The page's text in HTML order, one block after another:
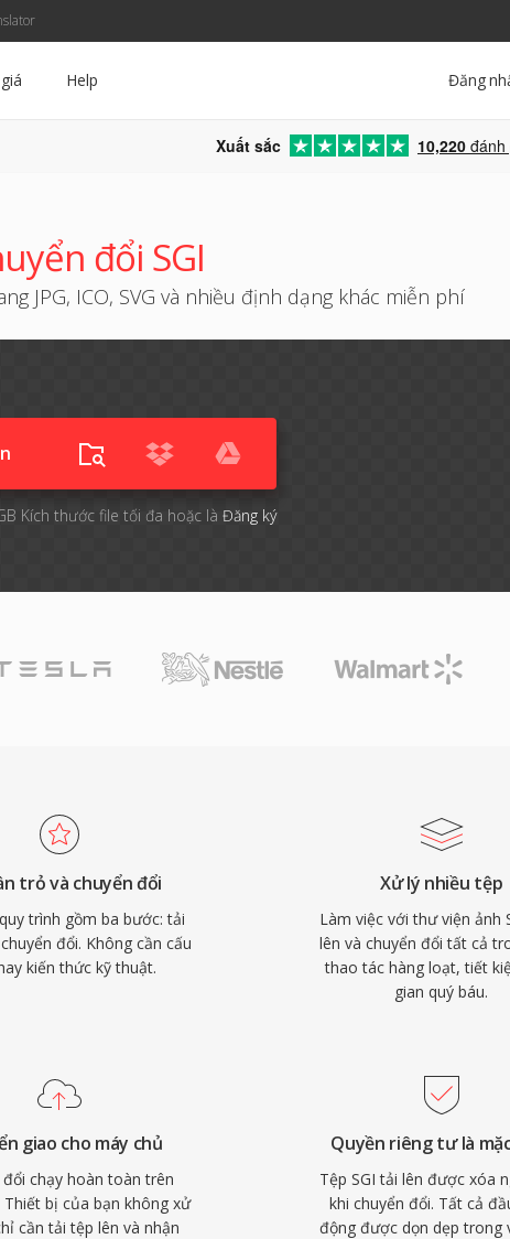
Đăng
Help
Xuất sắc 10,220 đánh
đổi SGI
JPG, ICO, SVG và nhiều định dạng khác miễn phí
Kích thước file tối đa hoặc là Đăng ký
trỏ và chuyển đổi
trình gồm ba bước: tải
đổi. Không cần cấu
kiến thức kỹ thuật.
Xử lý nhiều tệp
Làm việc với thư viện ảnh
lên và chuyển đổi tất cả
thao tác hàng loạt, tiết
gian quý báu.
giao cho máy chủ
đổi chạy hoàn toàn trên
bị của bạn không xử
cần tải tệp lên và nhận
Quyền riêng tư là
Tệp SGI tải lên được xóa
khi chuyển đổi. Tất cả
động được dọn dẹp trong